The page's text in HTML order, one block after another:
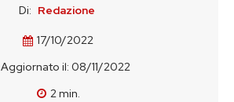
Di: Redazione
17/10/2022
Aggiornato il: 08/11/2022
2min.